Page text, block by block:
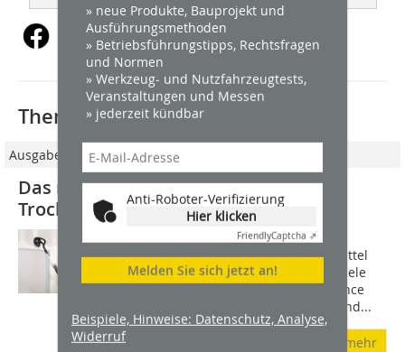
» neue Produkte, Bauprojekt und
Ausführungsmethoden
» Betriebsführungstipps, Rechtsfragen
und Normen
» Werkzeug- und Nutzfahrzeugtests,
Veranstaltungen und Messen
» jederzeit kündbar
Anti-Roboter-Verifizierung
Hier klicken
FriendlyCaptcha ⇗
Melden Sie sich jetzt an!
Beispiele, Hinweise: Datenschutz, Analyse,
Widerruf
Thematisch passende Artikel:
Ausgabe 11/2014
Das richtige Werkzeug für den
Trockenbau
Die Sanierungen und das Bauen im
Bestand umfasst mittlerweile zwei Drittel
der durchgeführten Bauleistungen. Viele
Handwerksbetriebe haben diese Chance
erkannt und sich mit dem Sanieren und...
mehr